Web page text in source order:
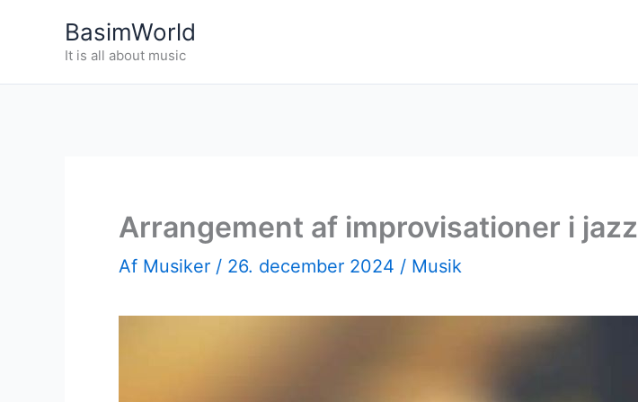
BasimWorld
It is all about music
Arrangement af improvisationer i jazz
Af Musiker / 26. december 2024 / Musik